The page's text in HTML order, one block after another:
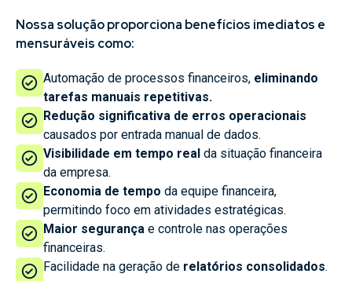
Nossa solução proporciona benefícios imediatos e
mensuráveis como:
Automação de processos financeiros, eliminando
tarefas manuais repetitivas.
Redução significativa de erros operacionais
causados por entrada manual de dados.
Visibilidade em tempo real da situação financeira
da empresa.
Economia de tempo da equipe financeira,
permitindo foco em atividades estratégicas.
Maior segurança e controle nas operações
financeiras.
Facilidade na geração de relatórios consolidados.